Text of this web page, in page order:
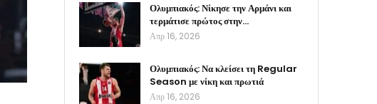
Ολυμπιακός: Νίκησε την Αρμάνι και
τερμάτισε πρώτος στην…
Απρ 16, 2026
Ολυμπιακός: Να κλείσει τη Regular
Season με νίκη και πρωτιά
Απρ 16, 2026